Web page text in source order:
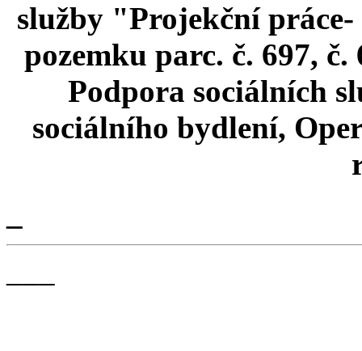
služby "Projekční
pozemku parc. č. 697,
Podpora sociálních
sociálního bydlení,